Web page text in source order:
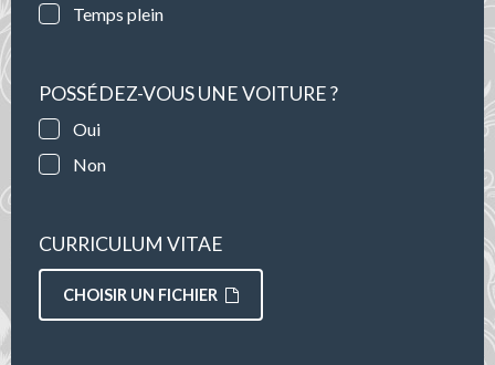
Temps plein
POSSÉDEZ-VOUS UNE VOITURE ?
Oui
Non
CURRICULUM VITAE
CHOISIR UN FICHIER